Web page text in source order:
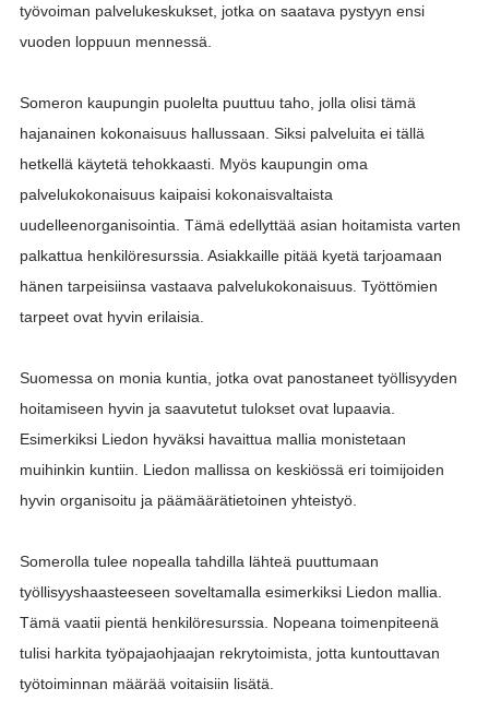
työvoiman palvelukeskukset, jotka on saatava pystyyn ensi
vuoden loppuun mennessä.
Someron kaupungin puolelta puuttuu taho, jolla olisi tämä
hajanainen kokonaisuus hallussaan. Siksi palveluita ei tällä
hetkellä käytetä tehokkaasti. Myös kaupungin oma
palvelukokonaisuus kaipaisi kokonaisvaltaista
uudelleenorganisointia. Tämä edellyttää asian hoitamista varten
palkattua henkilöresurssia. Asiakkaille pitää kyetä tarjoamaan
hänen tarpeisiinsa vastaava palvelukokonaisuus. Työttömien
tarpeet ovat hyvin erilaisia.
Suomessa on monia kuntia, jotka ovat panostaneet työllisyyden
hoitamiseen hyvin ja saavutetut tulokset ovat lupaavia.
Esimerkiksi Liedon hyväksi havaittua mallia monistetaan
muihinkin kuntiin. Liedon mallissa on keskiössä eri toimijoiden
hyvin organisoitu ja päämäärätietoinen yhteistyö.
Somerolla tulee nopealla tahdilla lähteä puuttumaan
työllisyyshaasteeseen soveltamalla esimerkiksi Liedon mallia.
Tämä vaatii pientä henkilöresurssia. Nopeana toimenpiteenä
tulisi harkita työpajaohjaajan rekrytoimista, jotta kuntouttavan
työtoiminnan määrää voitaisiin lisätä.